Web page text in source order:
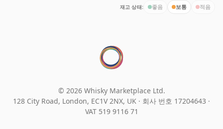
재고 상태: 좋음 보통 적음
© 2026 Whisky Marketplace Ltd.
128 City Road, London, EC1V 2NX, UK · 회사 번호 17204643 ·
VAT 519 9116 71